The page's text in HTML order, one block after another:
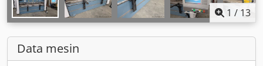
1 / 13
Data mesin